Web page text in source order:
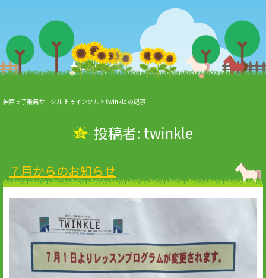
神戸っ子乗馬サークル トゥインクル > twinkle の記事
投稿者: twinkle
７月からのお知らせ